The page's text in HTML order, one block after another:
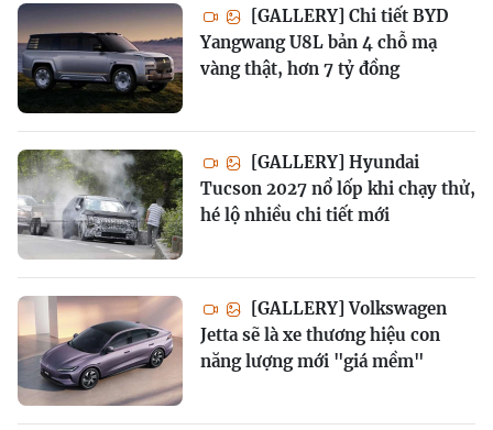
[GALLERY] Chi tiết BYD
Yangwang U8L bản 4 chỗ mạ
vàng thật, hơn 7 tỷ đồng
[GALLERY] Hyundai
Tucson 2027 nổ lốp khi chạy thử,
hé lộ nhiều chi tiết mới
[GALLERY] Volkswagen
Jetta sẽ là xe thương hiệu con
năng lượng mới "giá mềm"